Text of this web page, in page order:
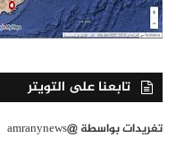
تابعنا على التويتر
تغريدات بواسطة @amranynews